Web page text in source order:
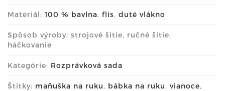
Materiál: 100 % bavlna, flís, duté vlákno
Spôsob výroby: strojové šitie, ručné šitie,
háčkovanie
Kategórie: Rozprávková sada
Štítky: maňuška na ruku, bábka na ruku, vianoce,